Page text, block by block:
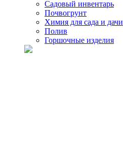
Садовый инвентарь
Почвогрунт
Химия для сада и дачи
Полив
Горшочные изделия